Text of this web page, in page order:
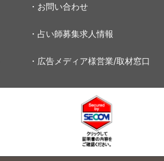
・お問い合わせ
・占い師募集求人情報
・広告メディア様営業/取材窓口